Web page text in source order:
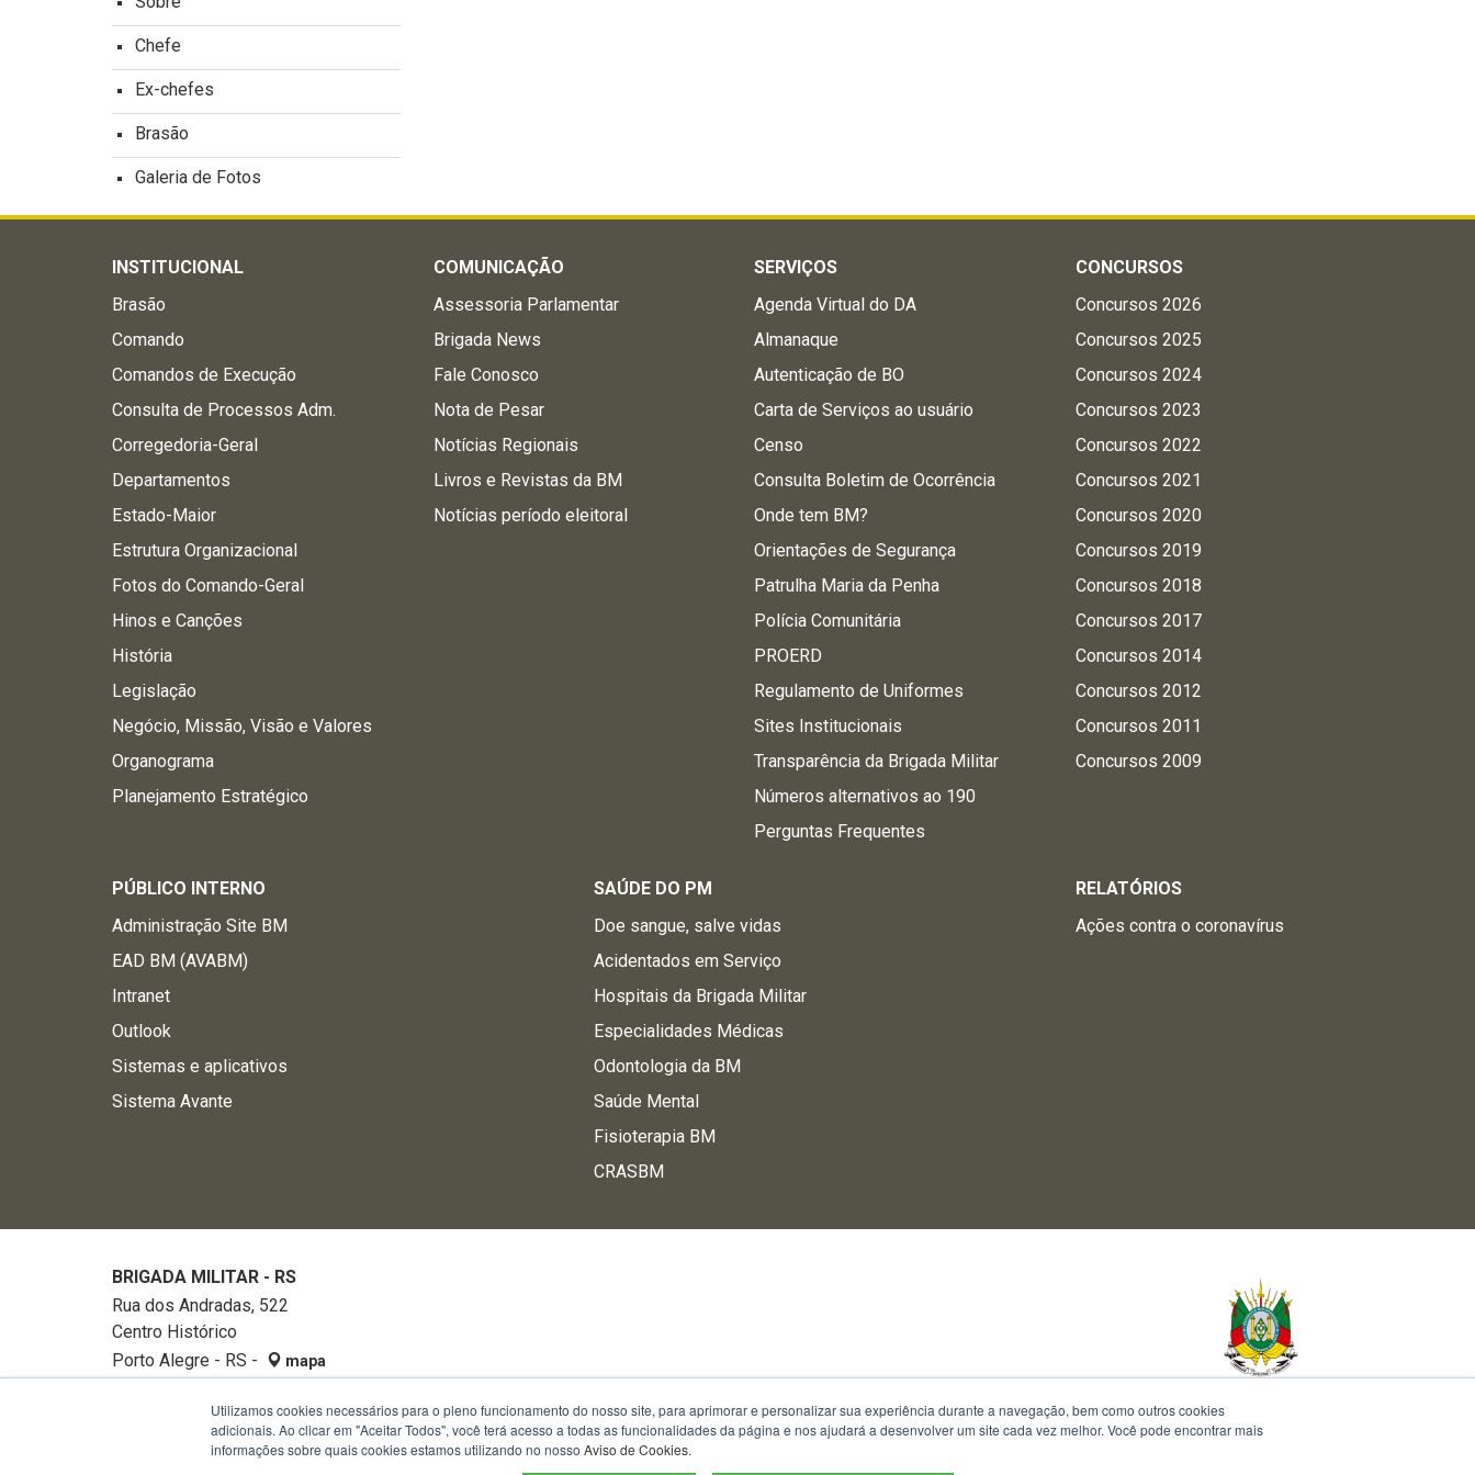
Chefe
Ex-chefes
Brasão
Galeria de Fotos
INSTITUCIONAL
Brasão
Comando
Comandos de Execução
Consulta de Processos Adm.
Corregedoria-Geral
Departamentos
Estado-Maior
Estrutura Organizacional
Fotos do Comando-Geral
Hinos e Canções
História
Legislação
Negócio, Missão, Visão e Valores
Organograma
Planejamento Estratégico
COMUNICAÇÃO
Assessoria Parlamentar
Brigada News
Fale Conosco
Nota de Pesar
Notícias Regionais
Livros e Revistas da BM
Notícias período eleitoral
SERVIÇOS
Agenda Virtual do DA
Almanaque
Autenticação de BO
Carta de Serviços ao usuário
Censo
Consulta Boletim de Ocorrência
Onde tem BM?
Orientações de Segurança
Patrulha Maria da Penha
Polícia Comunitária
PROERD
Regulamento de Uniformes
Sites Institucionais
Transparência da Brigada Militar
Números alternativos ao 190
Perguntas Frequentes
CONCURSOS
Concursos 2026
Concursos 2025
Concursos 2024
Concursos 2023
Concursos 2022
Concursos 2021
Concursos 2020
Concursos 2019
Concursos 2018
Concursos 2017
Concursos 2014
Concursos 2012
Concursos 2011
Concursos 2009
PÚBLICO INTERNO
Administração Site BM
EAD BM (AVABM)
Intranet
Outlook
Sistemas e aplicativos
Sistema Avante
SAÚDE DO PM
Doe sangue, salve vidas
Acidentados em Serviço
Hospitais da Brigada Militar
Especialidades Médicas
Odontologia da BM
Saúde Mental
Fisioterapia BM
CRASBM
RELATÓRIOS
Ações contra o coronavírus
BRIGADA MILITAR - RS
Rua dos Andradas, 522
Centro Histórico
Porto Alegre - RS -
mapa
32882740Utilizamos cookies necessários para o pleno funcionamento do nosso site, para aprimorar e personalizar sua experiência durante a navegação, bem como outros cookies
adicionais. Ao clicar em "Aceitar Todos", você terá acesso a todas as funcionalidades da página e nos ajudará a desenvolver um site cada vez melhor. Você pode encontrar mais
informações sobre quais cookies estamos utilizando no nosso Aviso de Cookies.